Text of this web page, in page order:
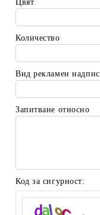
Цвят
Количество
Вид рекламен надпис
Запитване относно
Код за сигурност: